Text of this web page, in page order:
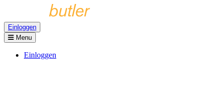
Einloggen
Menu
Einloggen